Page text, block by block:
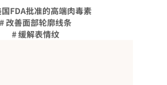
FDA批准的高端肉毒素
# 改善面部轮廓线条
# 缓解表情纹